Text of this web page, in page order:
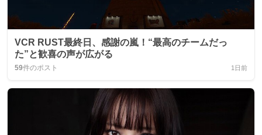
VCR RUST最終日、感謝の嵐！“最高のチームだっ
た”と歓喜の声が広がる
59件のポスト 1日前